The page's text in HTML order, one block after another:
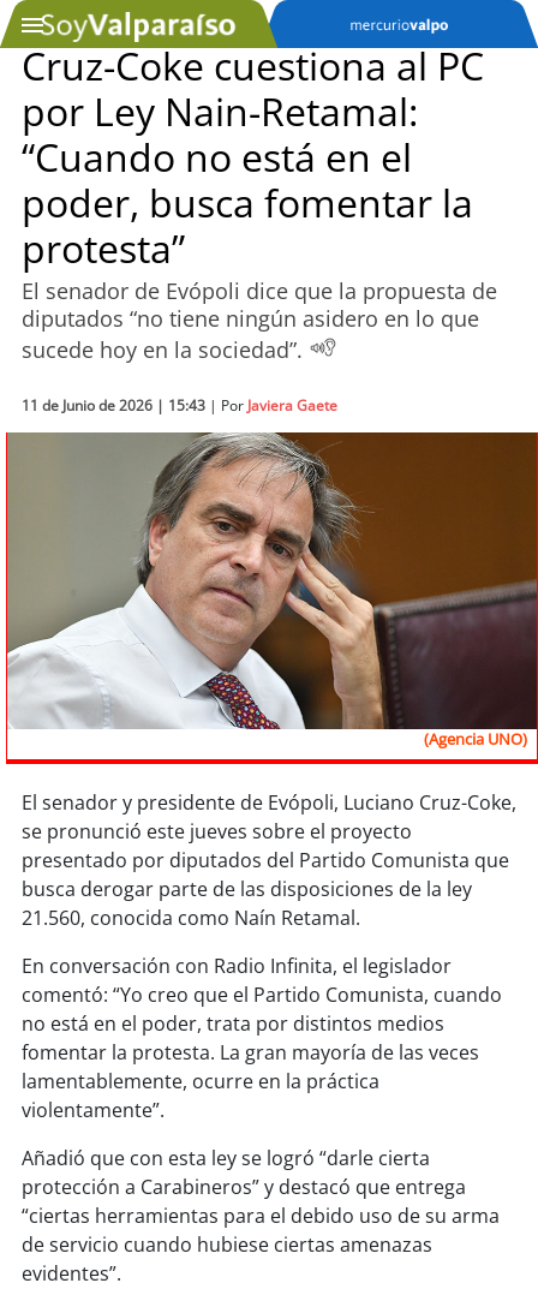
Podcast
Actualidad
Entretención
Deportes
Tecnología
Sostenibilidad
soychile
soyarica
soyiquique
calama
soyantofagasta
soy copiapó
soyvalparaíso
soy quillota
soysanantonio
soysancarlos
soytalcahuano
Cruz-Coke cuestiona al PC
por Ley Nain-Retamal:
“Cuando no está en el
poder, busca fomentar la
protesta”
El senador de Evópoli dice que la propuesta de
diputados “no tiene ningún asidero en lo que
sucede hoy en la sociedad”.
11 de Junio de 2026 | 15:43 | Por Javiera Gaete
(Agencia UNO)
El senador y presidente de Evópoli, Luciano Cruz-Coke,
se pronunció este jueves sobre el proyecto
presentado por diputados del Partido Comunista que
busca derogar parte de las disposiciones de la ley
21.560, conocida como Naín Retamal.
En conversación con Radio Infinita, el legislador
comentó: “Yo creo que el Partido Comunista, cuando
no está en el poder, trata por distintos medios
fomentar la protesta. La gran mayoría de las veces
lamentablemente, ocurre en la práctica
violentamente”.
Añadió que con esta ley se logró “darle cierta
protección a Carabineros” y destacó que entrega
“ciertas herramientas para el debido uso de su arma
de servicio cuando hubiese ciertas amenazas
evidentes”.